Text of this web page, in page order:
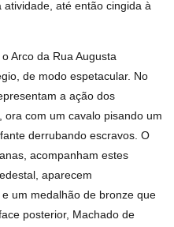
até então cingida à
Arco da Rua Augusta
de modo espetacular. No
a ação dos
com um cavalo pisando um
derrubando escravos. O
acompanham estes
aparecem
um medalhão de bronze que
posterior, Machado de